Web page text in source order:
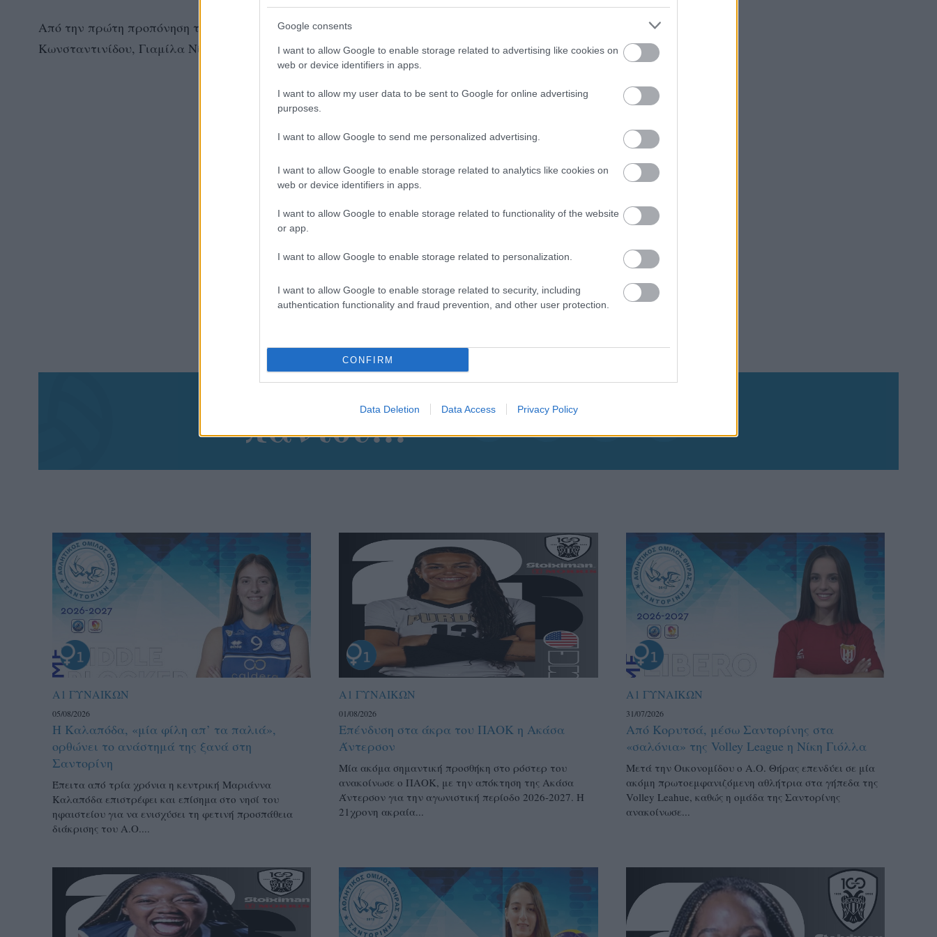
Google consents
I want to allow Google to enable storage related to advertising like cookies on
web or device identifiers in apps.
I want to allow my user data to be sent to Google for online advertising
purposes.
I want to allow Google to send me personalized advertising.
I want to allow Google to enable storage related to analytics like cookies on
web or device identifiers in apps.
I want to allow Google to enable storage related to functionality of the website
or app.
I want to allow Google to enable storage related to personalization.
I want to allow Google to enable storage related to security, including
authentication functionality and fraud prevention, and other user protection.
CONFIRM
Data Deletion Data Access Privacy Policy
Από την πρώτη προπόνηση της ΑΕΚ απουσίαζαν δικαιολογημένα οι Κωνσταντίνα Βλαχάκη, Λαμπρινή
Κωνσταντινίδου, Γιαμίλα Νίζετιτς, Ροσίρ Καλντερόν και Γκισέλ Σίλβα.
Aκολουθήστε μας
παντού…
Α1 ΓΥΝΑΙΚΩΝ
05/08/2026
Η Καλαπόδα, «μία φίλη απ’ τα παλιά»,
ορθώνει το ανάστημά της ξανά στη
Σαντορίνη
Έπειτα από τρία χρόνια η κεντρική Μαριάννα
Καλαπόδα επιστρέφει και επίσημα στο νησί του
ηφαιστείου για να ενισχύσει τη φετινή προσπάθεια
διάκρισης του Α.Ο....
Α1 ΓΥΝΑΙΚΩΝ
01/08/2026
Επένδυση στα άκρα του ΠΑΟΚ η Ακάσα
Άντερσον
Μία ακόμα σημαντική προσθήκη στο ρόστερ του
ανακοίνωσε ο ΠΑΟΚ, με την απόκτηση της Ακάσα
Άντερσον για την αγωνιστική περίοδο 2026-2027. Η
21χρονη ακραία...
Α1 ΓΥΝΑΙΚΩΝ
31/07/2026
Από Κορυτσά, μέσω Σαντορίνης στα
«σαλόνια» της Volley League η Νίκη Γιόλλα
Μετά την Οικονομίδου ο Α.Ο. Θήρας επενδύει σε μία
ακόμη πρωτοεμφανιζόμενη αθλήτρια στα γήπεδα της
Volley Leahue, καθώς η ομάδα της Σαντορίνης
ανακοίνωσε...